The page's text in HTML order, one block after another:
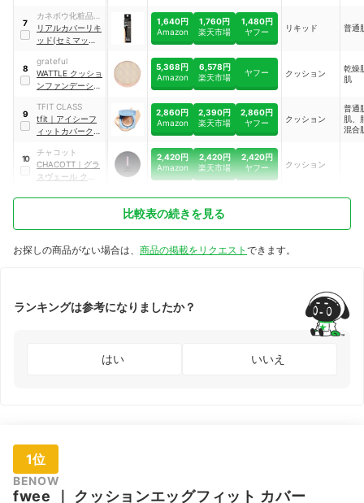
7
カネボウ化粧品
KATE(ケイト)
リアルカバーリキ
ッド(セミマッ
B09NCRF3V8
1,640円
Amazon
1,760円
楽天市場
1,480円
ヤフー
リキッド 普通
8
grateful
WATTLE クッショ
ンファンデーショ
5,368円
Amazon
6,578円
楽天市場
ヤフー クッション
乾燥
肌
9
TFIT CLASS
tfit ｜ アイシーフ
ィットカバークッ
2,860円
Amazon
2,390円
楽天市場
2,860円
ヤフー
クッション
普通
肌、
混合
10
チャコット
CHACOTT ｜ グラ
スヴェール クッシ
ョン
2,420円
Amazon
2,420円
楽天市場
2,420円
ヤフー
クッション
比較表の続きを見る
お探しの商品がない場合は、 商品の掲載をリクエスト できます。
ランキングは参考になりましたか？
はい いいえ
1位
BENOW
fwee ｜ クッションエッグフィット カバー